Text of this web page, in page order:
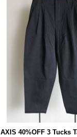
AXIS 40%OFF 3 Tucks